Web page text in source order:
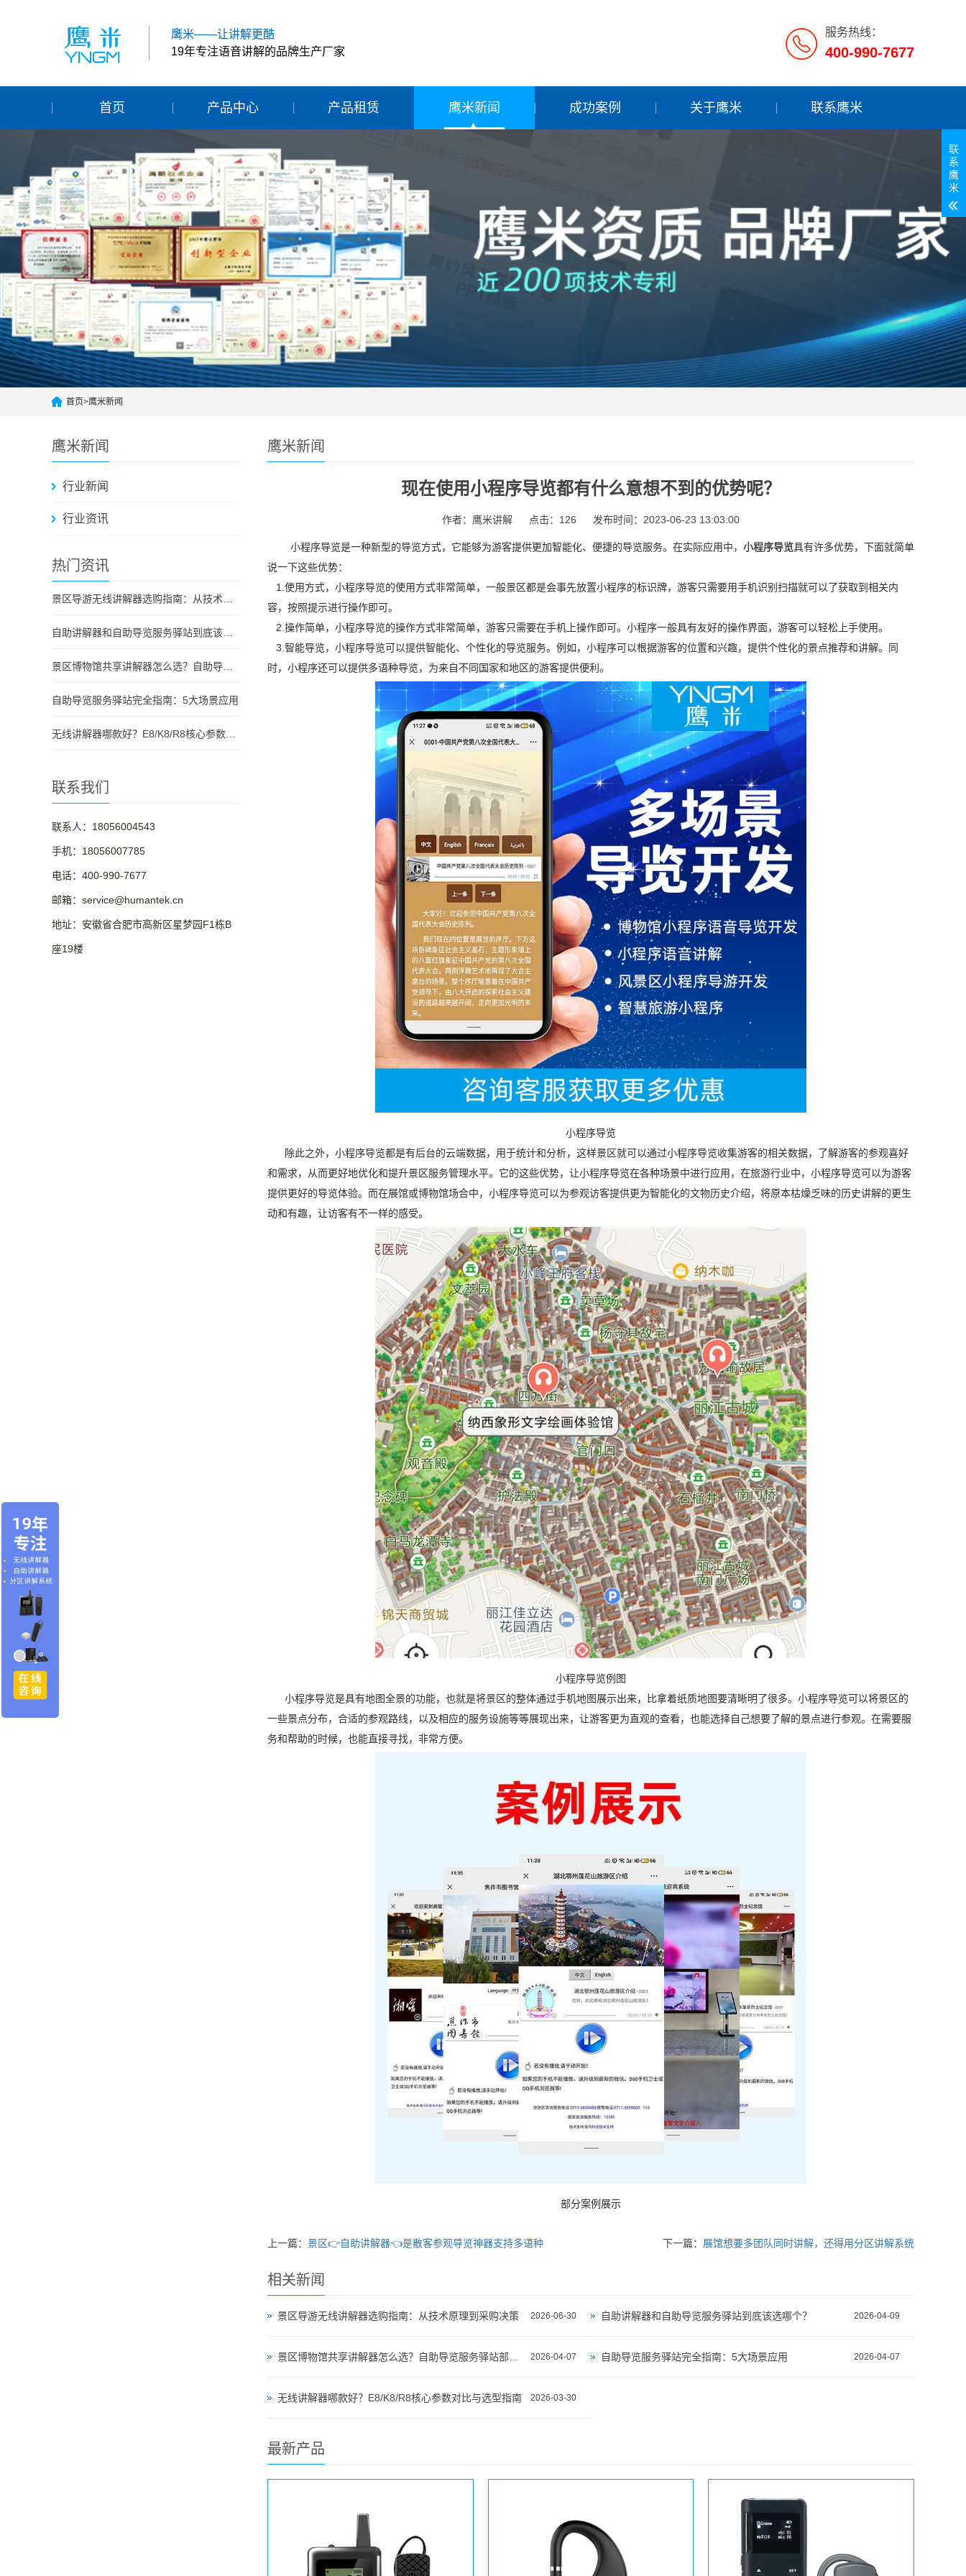
服务热线：
400-990-7677
鹰米——让讲解更酷
19年专注语音讲解的品牌生产厂家
首页 产品中心 产品租赁 鹰米新闻 成功案例 关于鹰米 联系鹰米
首页>鹰米新闻
鹰米新闻
行业新闻
行业资讯
热门资讯
自助导览服务驿站完全指南：5大场景应用
联系我们
联系人：18056004543
手机：18056007785
电话：400-990-7677
邮箱：service@humantek.cn
地址：安徽省合肥市高新区星梦园F1栋B
座19楼
鹰米新闻
现在使用小程序导览都有什么意想不到的优势呢？
作者：鹰米讲解 点击：126 发布时间：2023-06-23 13:03:00
小程序导览是一种新型的导览方式，它能够为游客提供更加智能化、便捷的导览服务。在实际应用中， 小程序导览具有许多优势，下面就简单
说一下这些优势：
1.使用方式，小程序导览的使用方式非常简单，一般景区都是会事先放置小程序的标识牌，游客只需要用手机识别扫描就可以了获取到相关内
容，按照提示进行操作即可。
2.操作简单，小程序导览的操作方式非常简单，游客只需要在手机上操作即可。小程序一般具有友好的操作界面，游客可以轻松上手使用。
3.智能导览，小程序导览可以提供智能化、个性化的导览服务。例如，小程序可以根据游客的位置和兴趣，提供个性化的景点推荐和讲解。同
时，小程序还可以提供多语种导览，为来自不同国家和地区的游客提供便利。
小程序导览
除此之外，小程序导览都是有后台的云端数据，用于统计和分析，这样景区就可以通过小程序导览收集游客的相关数据，了解游客的参观喜好
和需求，从而更好地优化和提升景区服务管理水平。它的这些优势，让小程序导览在各种场景中进行应用，在旅游行业中，小程序导览可以为游客
提供更好的导览体验。而在展馆或博物馆场合中，小程序导览可以为参观访客提供更为智能化的文物历史介绍，将原本枯燥乏味的历史讲解的更生
动和有趣，让访客有不一样的感受。
小程序导览例图
小程序导览是具有地图全景的功能，也就是将景区的整体通过手机地图展示出来，比拿着纸质地图要清晰明了很多。小程序导览可以将景区的
一些景点分布，合适的参观路线，以及相应的服务设施等等展现出来，让游客更为直观的查看，也能选择自己想要了解的景点进行参观。在需要服
务和帮助的时候，也能直接寻找，非常方便。
部分案例展示
上一篇： 景区👉自助讲解器👈是散客参观导览神器支持多语种 下一篇： 展馆想要多团队同时讲解，还得用分区讲解系统
相关新闻
2026-06-30
景区导游无线讲解器选购指南：从技术原理到采购决策 2026-04-09
自助讲解器和自助导览服务驿站到底该选哪个？
2026-04-07 2026-04-07
自助导览服务驿站完全指南：5大场景应用
2026-03-30
无线讲解器哪款好？E8/K8/R8核心参数对比与选型指南
最新产品
联
系
鹰
米